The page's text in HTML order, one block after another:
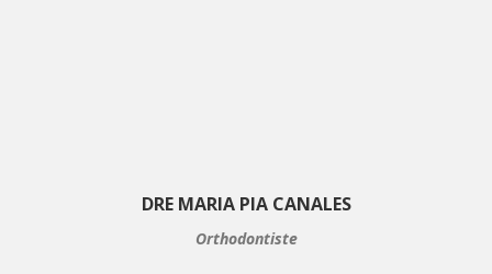
DRE MARIA PIA CANALES
Orthodontiste